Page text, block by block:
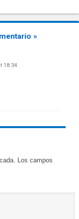
»
18:34
Los campos